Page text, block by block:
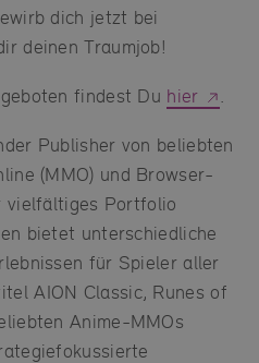
dich jetzt bei
deinen Traumjob!
findest Du hier
Publisher von beliebten
(MMO) und Browser-
vielfältiges Portfolio
bietet unterschiedliche
für Spieler aller
AION Classic, Runes of
Anime-MMOs